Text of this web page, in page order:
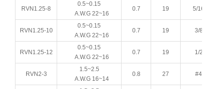
RVN1.25-8
0.5~0.15
A.W.G 22~16
0.7 19 5/16
RVN1.25-10
0.5~0.15
A.W.G 22~16
0.7 19 3/8
RVN1.25-12
0.5~0.15
A.W.G 22~16
0.7 19 1/2
RVN2-3
1.5~2.5
A.W.G 16~14
0.8 27 #4